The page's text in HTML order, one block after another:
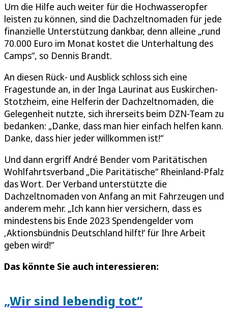
Um die Hilfe auch weiter für die Hochwasseropfer
leisten zu können, sind die Dachzeltnomaden für jede
finanzielle Unterstützung dankbar, denn alleine „rund
70.000 Euro im Monat kostet die Unterhaltung des
Camps“, so Dennis Brandt.
An diesen Rück- und Ausblick schloss sich eine
Fragestunde an, in der Inga Laurinat aus Euskirchen-
Stotzheim, eine Helferin der Dachzeltnomaden, die
Gelegenheit nutzte, sich ihrerseits beim DZN-Team zu
bedanken: „Danke, dass man hier einfach helfen kann.
Danke, dass hier jeder willkommen ist!“
Und dann ergriff André Bender vom Paritätischen
Wohlfahrtsverband „Die Paritätische“ Rheinland-Pfalz
das Wort. Der Verband unterstützte die
Dachzeltnomaden von Anfang an mit Fahrzeugen und
anderem mehr. „Ich kann hier versichern, dass es
mindestens bis Ende 2023 Spendengelder vom
‚Aktionsbündnis Deutschland hilft!‘ für Ihre Arbeit
geben wird!“
Das könnte Sie auch interessieren:
„Wir sind lebendig tot“